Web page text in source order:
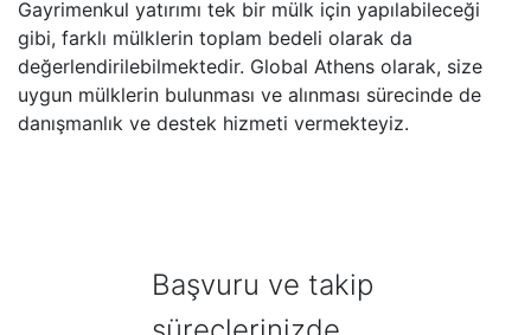
Gayrimenkul yatırımı tek bir mülk için yapılabileceği
gibi, farklı mülklerin toplam bedeli olarak da
değerlendirilebilmektedir. Global Athens olarak, size
uygun mülklerin bulunması ve alınması sürecinde de
danışmanlık ve destek hizmeti vermekteyiz.
Başvuru ve takip